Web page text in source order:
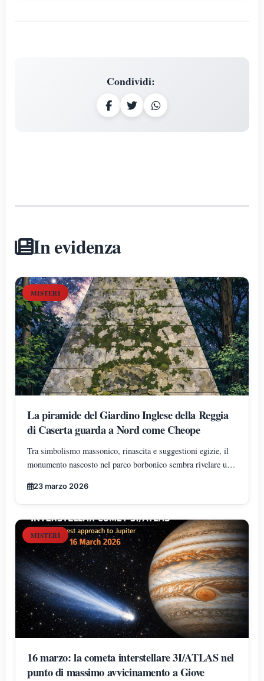
Condividi:
In evidenza
MISTERI
La piramide del Giardino Inglese della Reggia
di Caserta guarda a Nord come Cheope
Tra simbolismo massonico, rinascita e suggestioni egizie, il
monumento nascosto nel parco borbonico sembra rivelare una
sintonia ideale con la Grande Piramide
23 marzo 2026
MISTERI
16 marzo: la cometa interstellare 3I/ATLAS nel
punto di massimo avvicinamento a Giove